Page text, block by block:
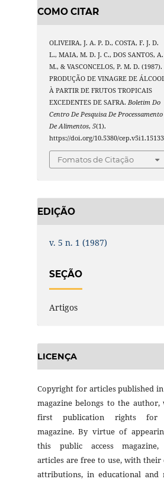
COMO CITAR
OLIVEIRA, J. A. P. D., COSTA, F. J. D.
L., MAIA, M. D. J. C., DOS SANTOS, A.
M., & VASCONCELOS, P. M. D. (1987).
PRODUÇÃO DE VINAGRE DE
À PARTIR DE FRUTOS TROPICAIS
EXCEDENTES DE SAFRA.Boletim Do
Centro De Pesquisa De Processamento
De Alimentos,5(1).
https://doi.org/10.5380/cep.v5i1.15133
Fomatos de Citação
EDIÇÃO
v. 5 n. 1 (1987)
SEÇÃO
Artigos
LICENÇA
Copyright for articles published
magazine belongs to the author,
first publication rights for
magazine. By virtue of
this public access
articles are free to use, with their
attributions, in educational and